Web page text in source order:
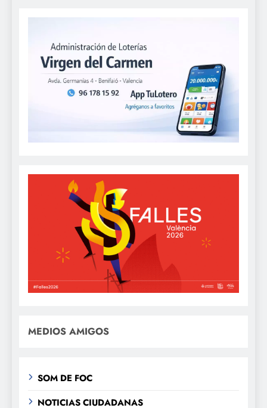
MEDIOS AMIGOS
SOM DE FOC
NOTICIAS CIUDADANAS